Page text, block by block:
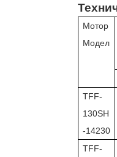
Мотор
Модел
TFF-
130SH
-14230
TFF-